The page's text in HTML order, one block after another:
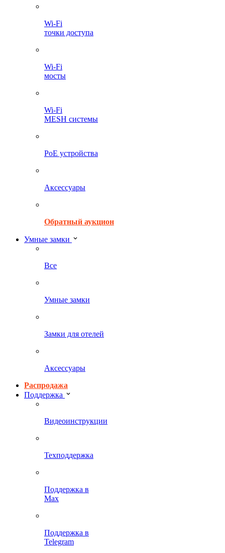
Wi-Fi
точки доступа
Wi-Fi
мосты
Wi-Fi
MESH системы
PoE устройства
Аксессуары
Обратный аукцион
Умные замки
Все
Умные замки
Замки для отелей
Аксессуары
Распродажа
Поддержка
Видеоинструкции
Техподдержка
Поддержка в
Max
Поддержка в
Telegram